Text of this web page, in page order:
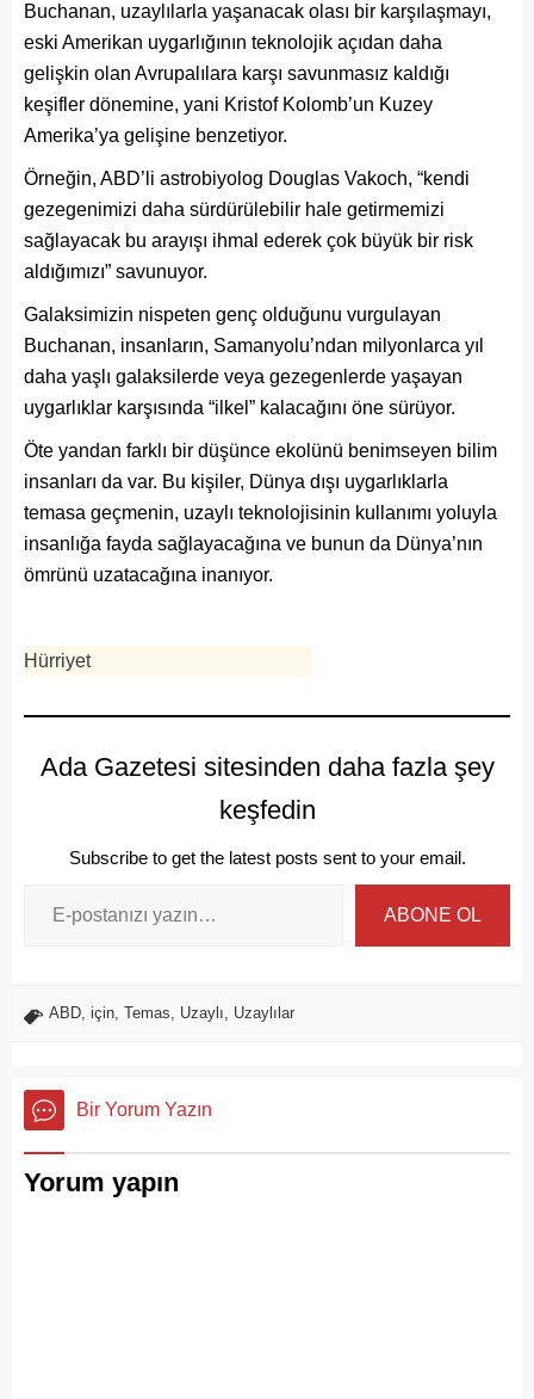
Buchanan, uzaylılarla yaşanacak olası bir karşılaşmayı,
eski Amerikan uygarlığının teknolojik açıdan daha
gelişkin olan Avrupalılara karşı savunmasız kaldığı
keşifler dönemine, yani Kristof Kolomb’un Kuzey
Amerika’ya gelişine benzetiyor.
Örneğin, ABD’li astrobiyolog Douglas Vakoch, “kendi
gezegenimizi daha sürdürülebilir hale getirmemizi
sağlayacak bu arayışı ihmal ederek çok büyük bir risk
aldığımızı” savunuyor.
Galaksimizin nispeten genç olduğunu vurgulayan
Buchanan, insanların, Samanyolu’ndan milyonlarca yıl
daha yaşlı galaksilerde veya gezegenlerde yaşayan
uygarlıklar karşısında “ilkel” kalacağını öne sürüyor.
Öte yandan farklı bir düşünce ekolünü benimseyen bilim
insanları da var. Bu kişiler, Dünya dışı uygarlıklarla
temasa geçmenin, uzaylı teknolojisinin kullanımı yoluyla
insanlığa fayda sağlayacağına ve bunun da Dünya’nın
ömrünü uzatacağına inanıyor.
Hürriyet
Ada Gazetesi sitesinden daha fazla şey
keşfedin
Subscribe to get the latest posts sent to your email.
ABONE OL
ABD, için, Temas, Uzaylı, Uzaylılar
Bir Yorum Yazın
Yorum yapın